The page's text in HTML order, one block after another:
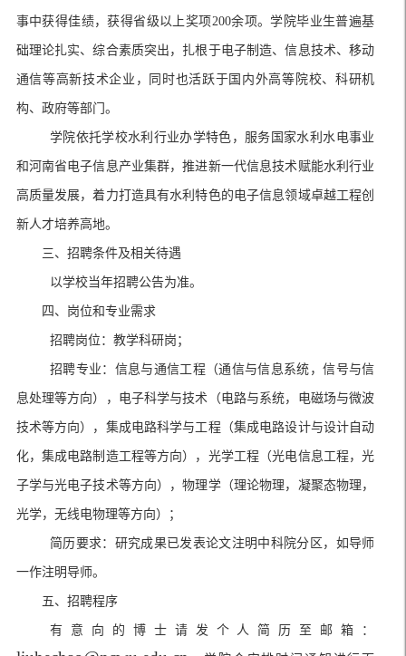
事中获得佳绩，获得省级以上奖项 200余项。学院毕业生普遍基
础理论扎实、综合素质突出，扎根于电子制造、信息技术、移动
通信等高新技术企业，同时也活跃于国内外高等院校、科研机
构、政府等部门。
学院依托学校水利行业办学特色，服务国家水利水电事业
和河南省电子信息产业集群，推进新一代信息技术赋能水利行业
高质量发展，着力打造具有水利特色的电子信息领域卓越工程创
新人才培养高地。
三、 招聘条件及相关待遇
以学校当年招聘公告为准。
四、 岗位和专业需求
招聘岗位：教学科研岗；
招聘专业：信息与通信工程（通信与信息系统，信号与信
息处理等方向），电子科学与技术（电路与系统，电磁场与微波
技术等方向），集成电路科学与工程（集成电路设计与设计自动
化，集成电路制造工程等方向），光学工程（光电信息工程，光
子学与光电子技术等方向），物理学（理论物理，凝聚态物理，
光学，无线电物理等方向） ；
简历要求：研究成果已发表论文注明中科院分区，如导师
一作注明导师。
五、 招聘程序
有意向的博士请发个人简历至邮箱：